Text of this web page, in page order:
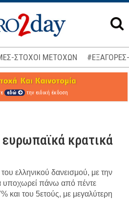
ΣΤΟΧΟΙ ΜΕΤΟΧΩΝ
εδώ την ειδική έκδοση
ευρωπαϊκά κρατικά
ελληνικού δανεισμού, με την
υποχωρεί πάνω από πέντε
και του 5ετούς, με μεγαλύτερη